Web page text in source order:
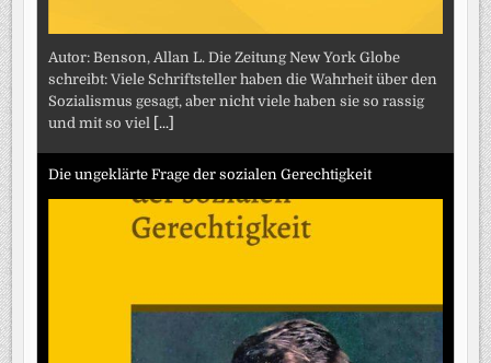
Autor: Benson, Allan L. Die Zeitung New York Globe
schreibt: Viele Schriftsteller haben die Wahrheit über den
Sozialismus gesagt, aber nicht viele haben sie so rassig
und mit so viel [...]
Die ungeklärte Frage der sozialen Gerechtigkeit